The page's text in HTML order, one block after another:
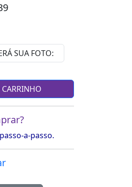
a-passo.